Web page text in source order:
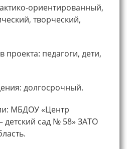
ориентированный,
творческий,
проекта: педагоги, дети,
долгосрочный.
МБДОУ «Центр
детский сад № 58» ЗАТО